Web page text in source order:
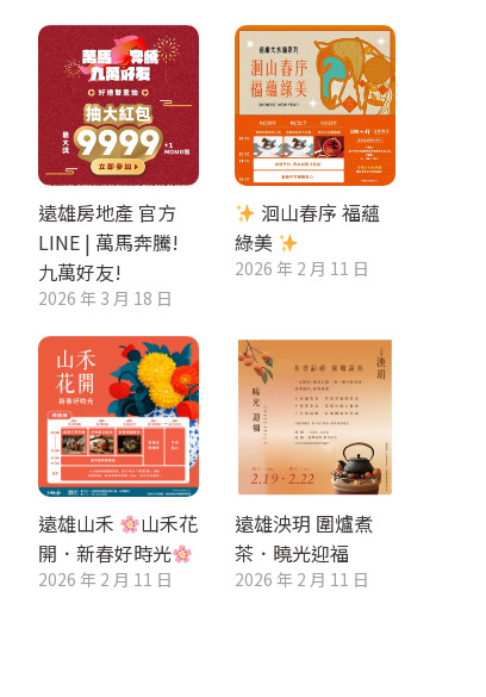
遠雄房地產 官方
LINE | 萬馬奔騰!
九萬好友!
2026 年 3 月 18 日
洄山春序 福蘊
綠美
2026 年 2 月 11 日
遠雄山禾
山禾花
開．新春好時光
2026 年 2 月 11 日
遠雄泱玥 圍爐煮
茶．曉光迎福
2026 年 2 月 11 日